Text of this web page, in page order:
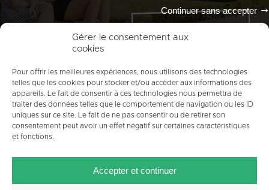
Gérer le consentement aux
cookies
Pour offrir les meilleures expériences, nous utilisons des technologies
telles que les cookies pour stocker et/ou accéder aux informations des
appareils. Le fait de consentir à ces technologies nous permettra de
traiter des données telles que le comportement de navigation ou les ID
uniques sur ce site. Le fait de ne pas consentir ou de retirer son
consentement peut avoir un effet négatif sur certaines caractéristiques
et fonctions.
Accepter et continuer
Continuer sans accepter
PLAN DU SITE
MENTIONS LÉGALES
CRÉDITS POLITIQUE DE COOKIES (UE)